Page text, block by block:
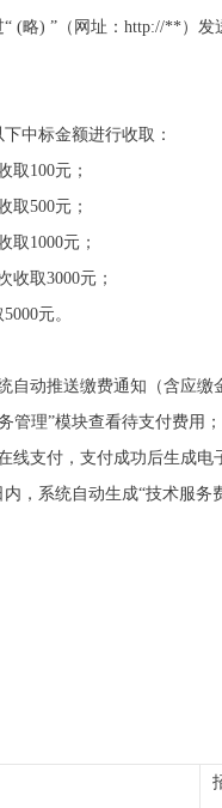
(略) ”（网址：http://**）
中标金额进行收取：
取100元；
取500元；
取1000元；
收取3000元；
元。
自动推送缴费通知（含应
管理”模块查看待支付费用；
线支付，支付成功后生成电
内，系统自动生成“技术服